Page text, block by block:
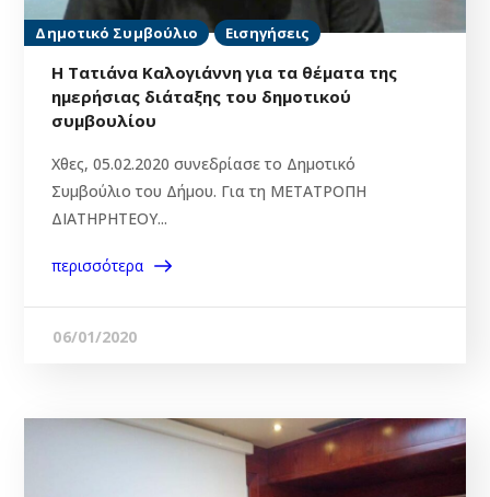
Δημοτικό Συμβούλιο Εισηγήσεις
Η Τατιάνα Καλογιάννη για τα θέματα της
ημερήσιας διάταξης του δημοτικού
συμβουλίου
Χθες, 05.02.2020 συνεδρίασε το Δημοτικό
Συμβούλιο του Δήμου. Για τη ΜΕΤΑΤΡΟΠΗ
ΔΙΑΤΗΡΗΤΕΟΥ...
περισσότερα
06/01/2020